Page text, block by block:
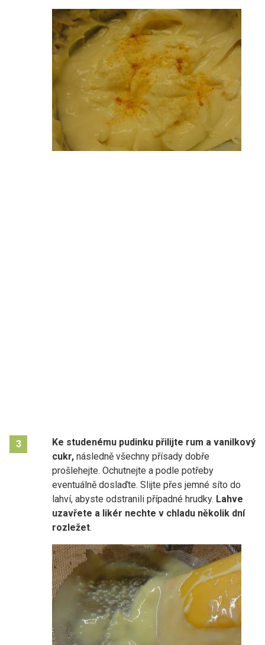
3
Ke studenému pudinku přilijte rum a vanilkový
cukr, následně všechny přísady dobře
prošlehejte. Ochutnejte a podle potřeby
eventuálně doslaďte. Slijte přes jemné síto do
lahví, abyste odstranili případné hrudky. Lahve
uzavřete a likér nechte v chladu několik dní
rozležet.